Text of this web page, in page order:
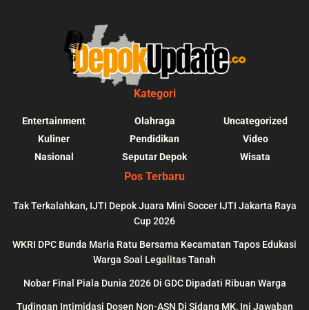
Kategori
Entertainment
Kuliner
Nasional
Olahraga
Pendidikan
Seputar Depok
Uncategorized
Video
Wisata
Pos Terbaru
Tak Terkalahkan, IJTI Depok Juara Mini Soccer IJTI Jakarta Raya
Cup 2026
WKRI DPC Bunda Maria Ratu Bersama Kecamatan Tapos Edukasi
Warga Soal Legalitas Tanah
Nobar Final Piala Dunia 2026 Di GDC Dipadati Ribuan Warga
Tudingan Intimidasi Dosen Non-ASN Di Sidang MK, Ini Jawaban
depokupdate.co/wp-
line
:
content/themes/
could be found in